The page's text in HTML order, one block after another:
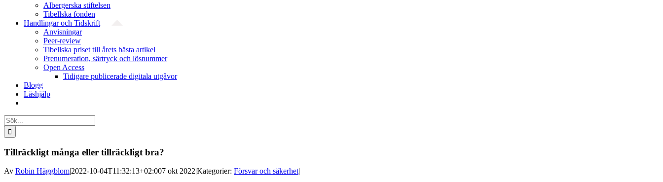
Albergerska stiftelsen
Tibellska fonden
Handlingar och Tidskrift
Anvisningar
Peer-review
Tibellska priset till årets bästa artikel
Prenumeration, särtryck och lösnummer
Open Access
Tidigare publicerade digitala utgåvor
Blogg
Läshjälp
Sök
efter:
Tillräckligt många eller tillräckligt bra?
Av Robin Häggblom|2022-10-04T11:32:13+02:007 okt 2022|Kategorier: Försvar och säkerhet|